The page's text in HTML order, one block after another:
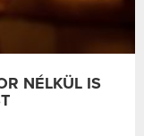
NÉLKÜL IS